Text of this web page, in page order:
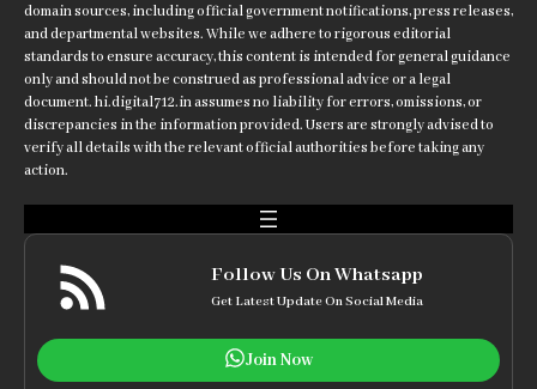
domain sources, including official government notifications, press releases,
and departmental websites. While we adhere to rigorous editorial
standards to ensure accuracy, this content is intended for general guidance
only and should not be construed as professional advice or a legal
document. hi.digital712.in assumes no liability for errors, omissions, or
discrepancies in the information provided. Users are strongly advised to
verify all details with the relevant official authorities before taking any
action.
Follow Us On Whatsapp
Get Latest Update On Social Media
Join Now